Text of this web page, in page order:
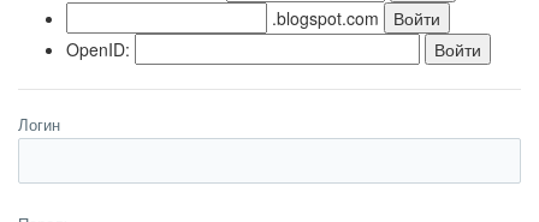
.blogspot.com
OpenID:
Логин